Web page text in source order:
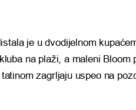
je u dvodijelnom
na plaži, a maleni Bloom
zagrljaju uspeo na